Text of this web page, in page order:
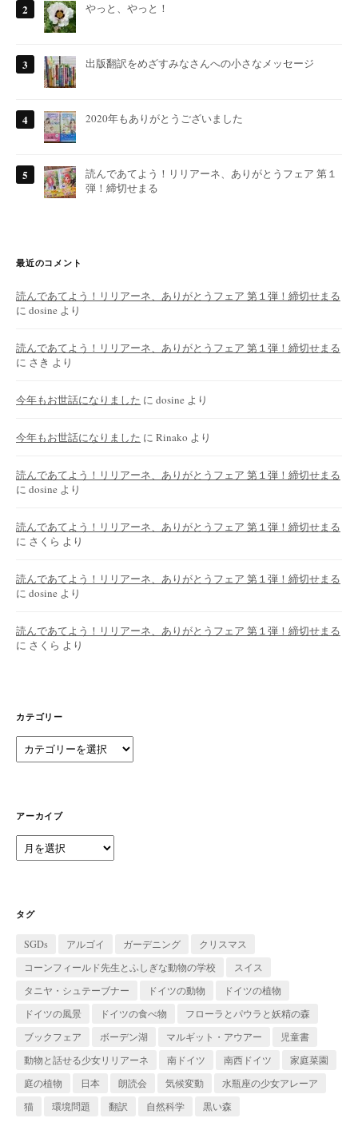
やっと、やっと！
出版翻訳をめざすみなさんへの小さなメッセージ
2020年もありがとうございました
読んであてよう！リリアーネ、ありがとうフェア 第１
弾！締切せまる
最近のコメント
読んであてよう！リリアーネ、ありがとうフェア 第１弾！締切せまる
に dosine より
読んであてよう！リリアーネ、ありがとうフェア 第１弾！締切せまる
に さき より
今年もお世話になりました に dosine より
今年もお世話になりました に Rinako より
読んであてよう！リリアーネ、ありがとうフェア 第１弾！締切せまる
に dosine より
読んであてよう！リリアーネ、ありがとうフェア 第１弾！締切せまる
に さくら より
読んであてよう！リリアーネ、ありがとうフェア 第１弾！締切せまる
に dosine より
読んであてよう！リリアーネ、ありがとうフェア 第１弾！締切せまる
に さくら より
カテゴリー
テ
ー
アーカイブ
ー
ブ
タグ
SGDs アルゴイ ガーデニング
クリスマス
コーンフィールド先生とふしぎな動物の学校
スイス
タニヤ・シュテーブナー
ドイツの動物
ドイツの植物
ドイツの風景
ドイツの食べ物
フローラとパウラと妖精の森
ブックフェア
ボーデン湖 マルギット・アウアー
児童書
動物と話せる少女リリアーネ
南ドイツ 南西ドイツ
家庭菜園
庭の植物
日本 朗読会 気候変動
水瓶座の少女アレーア
猫
環境問題 翻訳 自然科学 黒い森